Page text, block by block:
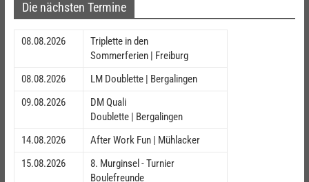
Die nächsten Termine
08.08.2026
Triplette in den
Sommerferien | Freiburg
08.08.2026
LM Doublette | Bergalingen
09.08.2026
DM Quali
Doublette | Bergalingen
14.08.2026
After Work Fun | Mühlacker
15.08.2026
8. Murginsel - Turnier
Boulefreunde